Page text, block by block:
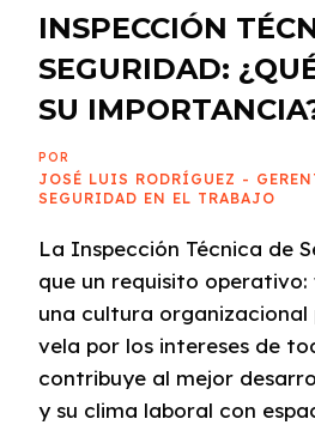
INSPECCIÓN
SEGURIDAD:
SU
POR
JOSÉ LUIS RODRÍGUEZ -
SEGURIDAD EN EL TRABAJO
La Inspección Técnica de
que un requisito
una cultura organizacional
vela por los intereses de
contribuye al mejor
y su clima laboral con